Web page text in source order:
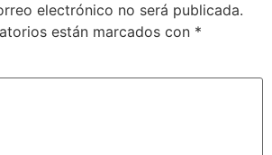
electrónico no será publicada.
están marcados con *